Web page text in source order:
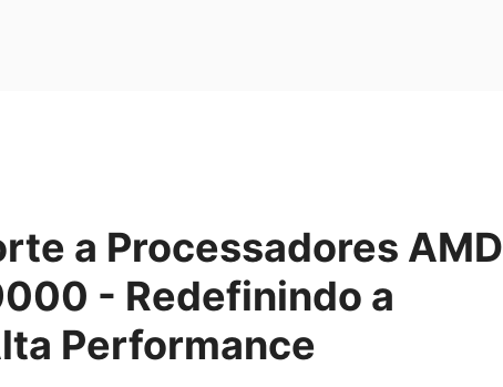
a Processadores AMD
- Redefinindo a
Performance